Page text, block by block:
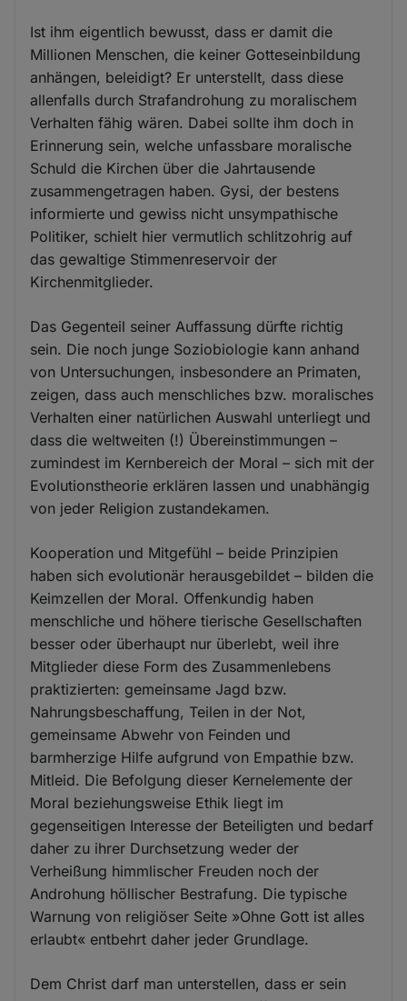
Ist ihm eigentlich bewusst, dass er damit die
Millionen Menschen, die keiner Gotteseinbildung
anhängen, beleidigt? Er unterstellt, dass diese
allenfalls durch Strafandrohung zu moralischem
Verhalten fähig wären. Dabei sollte ihm doch in
Erinnerung sein, welche unfassbare moralische
Schuld die Kirchen über die Jahrtausende
zusammengetragen haben. Gysi, der bestens
informierte und gewiss nicht unsympathische
Politiker, schielt hier vermutlich schlitzohrig auf
das gewaltige Stimmenreservoir der
Kirchenmitglieder.
Das Gegenteil seiner Auffassung dürfte richtig
sein. Die noch junge Soziobiologie kann anhand
von Untersuchungen, insbesondere an Primaten,
zeigen, dass auch menschliches bzw. moralisches
Verhalten einer natürlichen Auswahl unterliegt und
dass die weltweiten (!) Übereinstimmungen –
zumindest im Kernbereich der Moral – sich mit der
Evolutionstheorie erklären lassen und unabhängig
von jeder Religion zustandekamen.
Kooperation und Mitgefühl – beide Prinzipien
haben sich evolutionär herausgebildet – bilden die
Keimzellen der Moral. Offenkundig haben
menschliche und höhere tierische Gesellschaften
besser oder überhaupt nur überlebt, weil ihre
Mitglieder diese Form des Zusammenlebens
praktizierten: gemeinsame Jagd bzw.
Nahrungsbeschaffung, Teilen in der Not,
gemeinsame Abwehr von Feinden und
barmherzige Hilfe aufgrund von Empathie bzw.
Mitleid. Die Befolgung dieser Kernelemente der
Moral beziehungsweise Ethik liegt im
gegenseitigen Interesse der Beteiligten und bedarf
daher zu ihrer Durchsetzung weder der
Verheißung himmlischer Freuden noch der
Androhung höllischer Bestrafung. Die typische
Warnung von religiöser Seite »Ohne Gott ist alles
erlaubt« entbehrt daher jeder Grundlage.
Dem Christ darf man unterstellen, dass er sein